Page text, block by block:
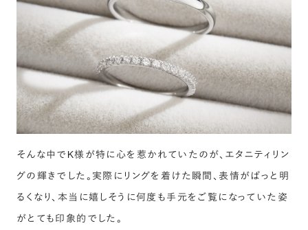
そんな中でK様が特に心を惹かれていたのが、エタニティリン
グの輝きでした。実際にリングを着けた瞬間、表情がぱっと明
るくなり、本当に嬉しそうに何度も手元をご覧になっていた姿
がとても印象的でした。